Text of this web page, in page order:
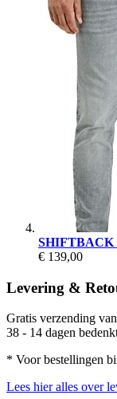
SHIFTBACK
€ 139,00
Levering &
Gratis verzending
38 - 14 dagen
* Voor bestellingen
Lees hier alles over